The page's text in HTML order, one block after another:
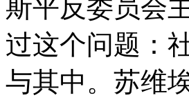
斯平反委员会
过这个问题：
与其中。苏维